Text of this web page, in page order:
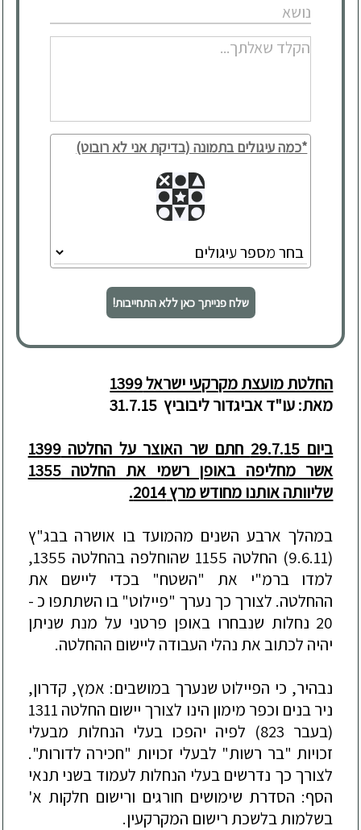
*כמה עיגולים בתמונה (בדיקת אני לא רובוט)
שלח פנייתך כאן ללא התחייבות!
החלטת מועצת מקרקעי ישראל 1399
מאת: עו"ד אביגדור ליבוביץ 31.7.15
ביום 29.7.15 חתם שר האוצר על החלטה 1399
אשר מחליפה באופן רשמי את החלטה 1355
שליוותה אותנו מחודש מרץ 2014.
במהלך ארבע השנים מהמועד בו אושרה בבג"ץ
(9.6.11) החלטה 1155 שהוחלפה בהחלטה 1355,
למדו ברמ"י את "השטח" בכדי ליישם את
ההחלטה. לצורך כך נערך "פיילוט" בו השתתפו כ -
20 נחלות שנבחרו באופן פרטני על מנת שניתן
יהיה לכתוב את נהלי העבודה ליישום ההחלטה.
נבהיר, כי הפיילוט שנערך במושבים: אמץ, קדרון,
ניר בנים וכפר מימון הינו לצורך יישום החלטה 1311
(בעבר 823)
לפיה יהפכו בעלי הנחלות מבעלי
זכויות "בר רשות" לבעלי זכויות "חכירה לדורות".
לצורך כך נדרשים בעלי הנחלות לעמוד בשני תנאי
הסף: הסדרת שימושים חורגים ורישום חלקות א'
בשלמות בלשכת רישום המקרקעין.